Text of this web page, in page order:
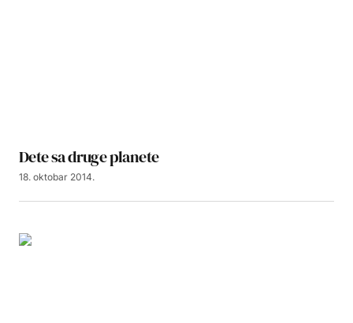
Dete sa druge planete
18. oktobar 2014.